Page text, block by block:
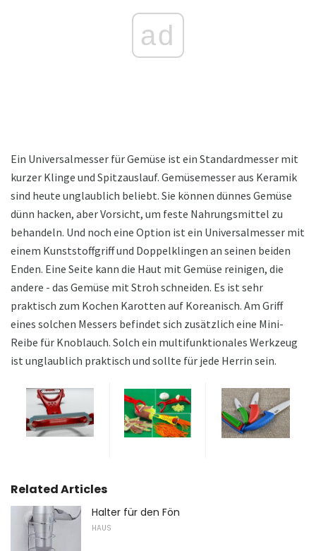
ad
Ein Universalmesser für Gemüse ist ein Standardmesser mit
kurzer Klinge und Spitzauslauf. Gemüsemesser aus Keramik
sind heute unglaublich beliebt. Sie können dünnes Gemüse
dünn hacken, aber Vorsicht, um feste Nahrungsmittel zu
behandeln. Und noch eine Option ist ein Universalmesser mit
einem Kunststoffgriff und Doppelklingen an seinen beiden
Enden. Eine Seite kann die Haut mit Gemüse reinigen, die
andere - das Gemüse mit Stroh schneiden. Es ist sehr
praktisch zum Kochen Karotten auf Koreanisch. Am Griff
eines solchen Messers befindet sich zusätzlich eine Mini-
Reibe für Knoblauch. Solch ein multifunktionales Werkzeug
ist unglaublich praktisch und sollte für jede Herrin sein.
Related Articles
Halter für den Fön
HAUS